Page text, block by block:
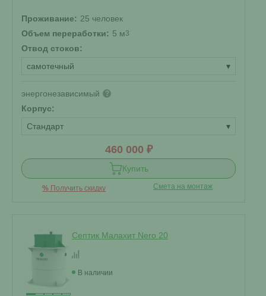
Проживание: 25 человек
Объем переработки: 5 м3
Отвод стоков:
самотечный
▾
энергонезависимый ?
Корпус:
Стандарт
▾
460 000 ₽
Купить
% Получить скидку Смета на монтаж
Септик Малахит Nero 20
В наличии